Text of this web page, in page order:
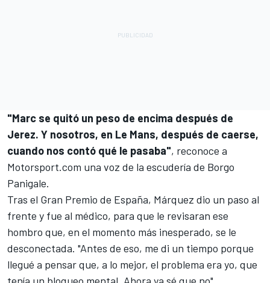
"Marc se quitó un peso de encima después de
Jerez. Y nosotros, en Le Mans, después de caerse,
cuando nos contó qué le pasaba", reconoce a
Motorsport.com una voz de la escudería de Borgo
Panigale.
Tras el Gran Premio de España, Márquez dio un paso al
frente y fue al médico, para que le revisaran ese
hombro que, en el momento más inesperado, se le
desconectada. "Antes de eso, me di un tiempo porque
llegué a pensar que, a lo mejor, el problema era yo, que